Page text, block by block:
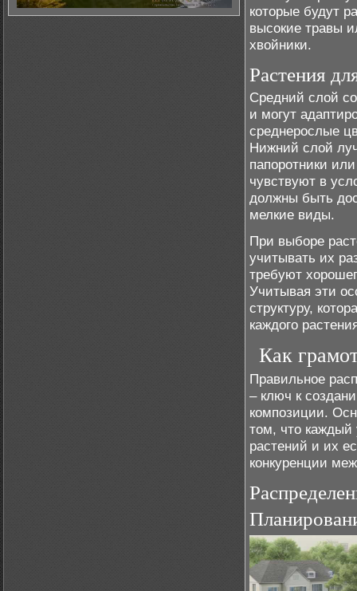
которые будут
высокие травы
хвойники.
Растения
Средний слой
и могут
среднерослые
Нижний слой
папоротники
чувствуют в
должны быть
мелкие виды.
При выборе
учитывать их
требуют
Учитывая эти
структуру,
каждого
Как
Правильное
– ключ к
композиции.
том, что каждый
растений и их
конкуренции